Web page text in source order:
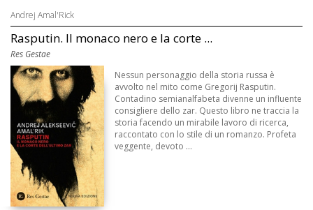
Andrej Amal'Rick
Rasputin. Il monaco nero e la corte ...
Res Gestae
Nessun personaggio della storia russa è
avvolto nel mito come Gregorij Rasputin.
Contadino semianalfabeta divenne un influente
consigliere dello zar. Questo libro ne traccia la
storia facendo un mirabile lavoro di ricerca,
raccontato con lo stile di un romanzo. Profeta
veggente, devoto ...